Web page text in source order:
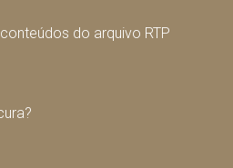
do arquivo RTP